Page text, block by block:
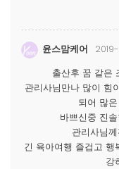
윤스맘케어
출산후 꿈 같은
관리사님만나 많이 힘
되어 많
바쁘신중 진
관리사님
긴 육아여행 즐겁고 행
강